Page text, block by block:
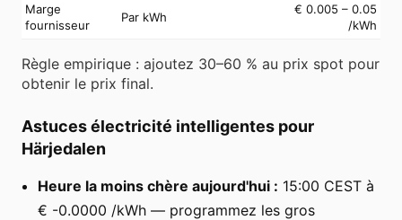
Marge
fournisseur
Par kWh
€ 0.005 – 0.05
/kWh
Règle empirique : ajoutez 30–60 % au prix spot pour
obtenir le prix final.
Astuces électricité intelligentes pour
Härjedalen
Heure la moins chère aujourd'hui : 15:00 CEST à
€ -0.0000 /kWh — programmez les gros